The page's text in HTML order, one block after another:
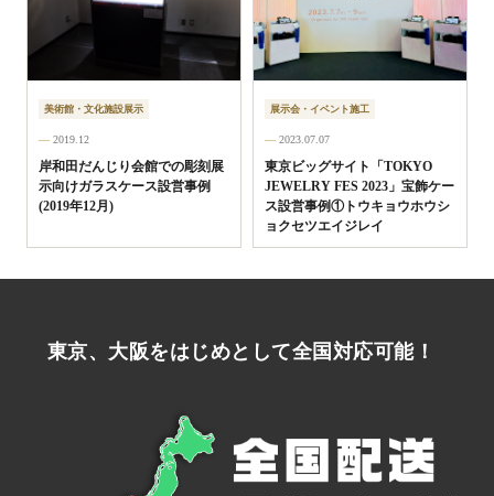
美術館・文化施設展示
2019.12
岸和田だんじり会館での彫刻展
示向けガラスケース設営事例
(2019年12月)
展示会・イベント施工
2023.07.07
東京ビッグサイト「TOKYO
JEWELRY FES 2023」宝飾ケー
ス設営事例①トウキョウホウシ
ョクセツエイジレイ
東京、大阪をはじめとして全国対応可能！